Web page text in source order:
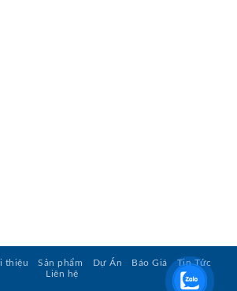
thiệu Sản phẩm Dự Án Báo Giá
Tin Tức
Liên hệ